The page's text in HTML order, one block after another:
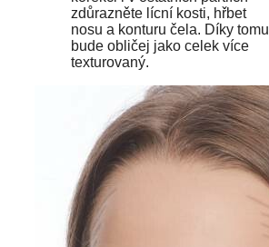
zdůrazněte lícní kosti, hřbet
nosu a konturu čela. Díky tomu
bude obličej jako celek více
texturovaný.